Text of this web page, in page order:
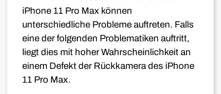
iPhone 11 Pro Max können
unterschiedliche Probleme auftreten. Falls
eine der folgenden Problematiken auftritt,
liegt dies mit hoher Wahrscheinlichkeit an
einem Defekt der Rückkamera des iPhone
11 Pro Max.